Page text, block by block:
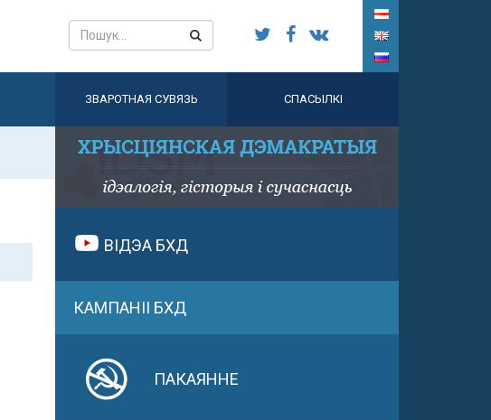
ЗВАРОТНАЯ СУВЯЗЬ СПАСЫЛКІ
ВІДЭА БХД
КАМПАНІІ БХД
ПАКАЯННЕ